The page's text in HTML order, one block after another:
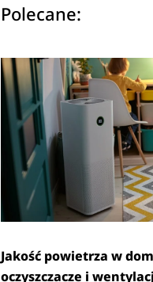
Polecane:
Jakość powietrza w
oczyszczacze i